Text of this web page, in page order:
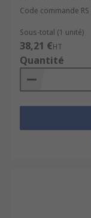
Code commande RS
Sous-total (1 unité)
38,21 €HT
Quantité